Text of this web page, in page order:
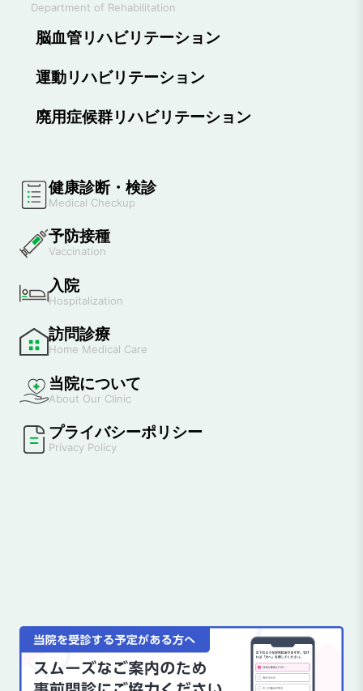
Department of Rehabilitation
脳血管リハビリテーション
運動リハビリテーション
廃用症候群リハビリテーション
健康診断・検診
Medical Checkup
予防接種
Vaccination
入院
Hospitalization
訪問診療
Home Medical Care
当院について
About Our Clinic
プライバシーポリシー
Privacy Policy